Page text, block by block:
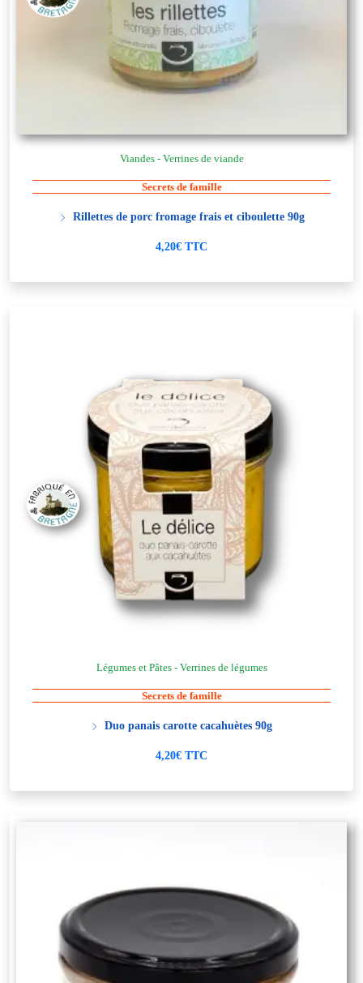
Viandes - Verrines de viande
Secrets de famille
Rillettes de porc fromage frais et ciboulette 90g
4,20€ TTC
Légumes et Pâtes - Verrines de légumes
Secrets de famille
Duo panais carotte cacahuètes 90g
4,20€ TTC